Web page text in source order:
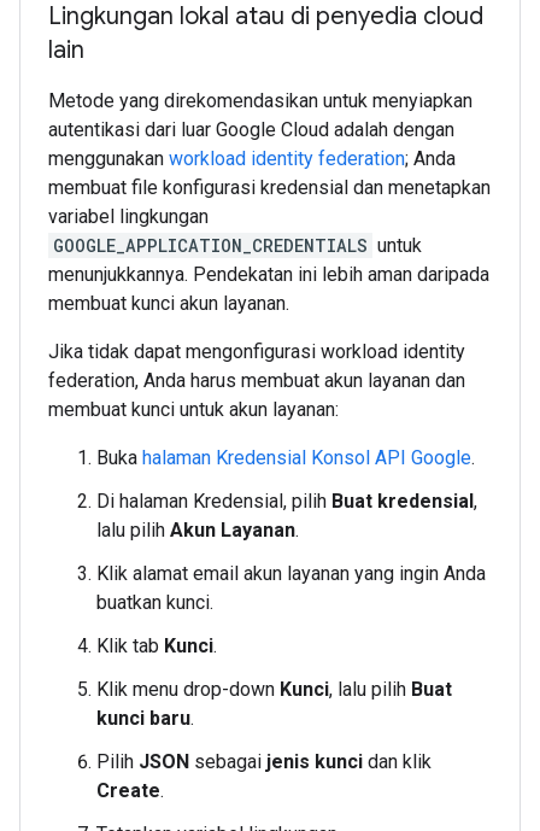
Lingkungan lokal atau di penyedia cloud
lain
Metode yang direkomendasikan untuk menyiapkan
autentikasi dari luar Google Cloud adalah dengan
menggunakan workload identity federation; Anda
membuat file konfigurasi kredensial dan menetapkan
variabel lingkungan
GOOGLE_APPLICATION_CREDENTIALS untuk
menunjukkannya. Pendekatan ini lebih aman daripada
membuat kunci akun layanan.
Jika tidak dapat mengonfigurasi workload identity
federation, Anda harus membuat akun layanan dan
membuat kunci untuk akun layanan:
Buka halaman Kredensial Konsol API Google.
Di halaman Kredensial, pilih Buat kredensial,
lalu pilih Akun Layanan.
Klik alamat email akun layanan yang ingin Anda
buatkan kunci.
Klik tab Kunci.
Klik menu drop-down Kunci, lalu pilih Buat
kunci baru.
Pilih JSON sebagai jenis kunci dan klik
Create.